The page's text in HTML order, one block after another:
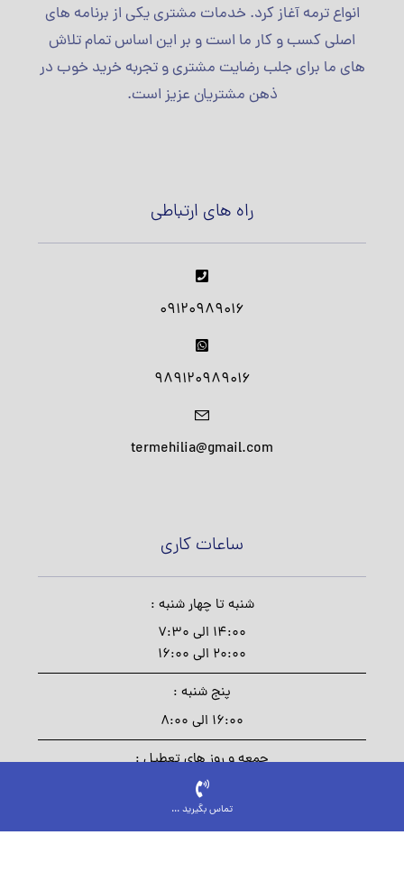
انواع ترمه آغاز کرد. خدمات مشتری یکی از برنامه های
اصلی کسب و کار ما است و بر این اساس تمام تلاش
های ما برای جلب رضایت مشتری و تجربه خرید خوب در
ذهن مشتریان عزیز است.
راه های ارتباطی
09120989016
989120989016
termehilia@gmail.com
ساعات کاری
شنبه تا چهار شنبه :
14:00 الی 7:30
20:00 الی 16:00
پنج شنبه :
16:00 الی 8:00
جمعه و روز های تعطیل :
از طری فرم
تماس بگیرید ...